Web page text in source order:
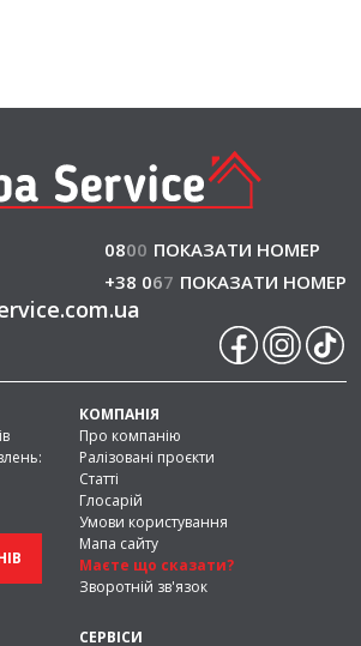
0800 ПОКАЗАТИ НОМЕР
+38 067 ПОКАЗАТИ НОМЕР
КОМПАНІЯ
Про компанію
Ралізовані проєкти
Статті
Глосарій
Умови користування
Мапа сайту
Маєте що сказати?
Зворотній зв'язок
СЕРВІСИ